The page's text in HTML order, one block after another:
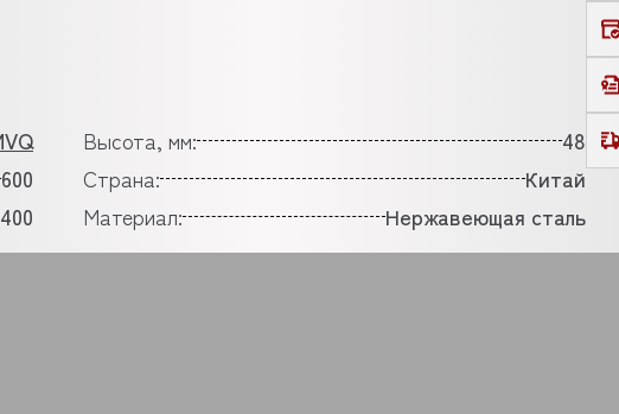
Высота, мм:
48
600 Страна:
Китай
400 Материал: Нержавеющая сталь